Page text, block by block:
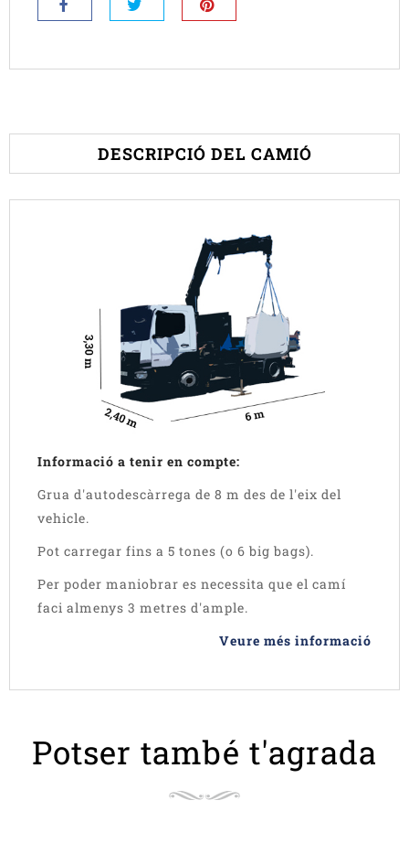
DESCRIPCIÓ DEL CAMIÓ
Informació a tenir en compte:
Grua d'autodescàrrega de 8 m des de l'eix del
vehicle.
Pot carregar fins a 5 tones (o 6 big bags).
Per poder maniobrar es necessita que el camí
faci almenys 3 metres d'ample.
Veure més informació
Potser també t'agrada